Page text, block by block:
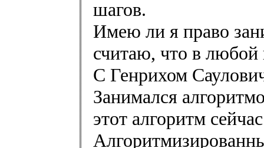
шагов.
Имею ли я право
считаю, что в любой
С Генрихом
Занимался
этот алгоритм